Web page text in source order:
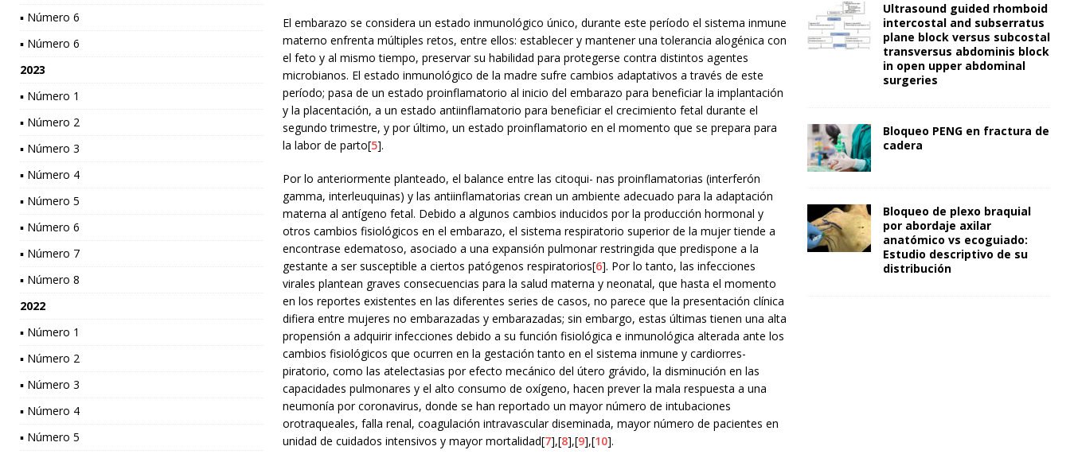
El embarazo se considera un estado inmunológico único, durante este período el sistema inmune
materno enfrenta múltiples retos, entre ellos: establecer y mantener una tolerancia alogénica con
el feto y al mismo tiempo, preservar su habilidad para protegerse contra distintos agentes
microbianos. El estado inmunológico de la madre sufre cambios adaptativos a través de este
período; pasa de un estado proinflamatorio al inicio del embarazo para beneficiar la implantación
y la placentación, a un estado antiinflamatorio para beneficiar el crecimiento fetal durante el
segundo trimestre, y por último, un estado proinflamatorio en el momento que se prepara para
la labor de parto[5].
Por lo anteriormente planteado, el balance entre las citoqui- nas proinflamatorias (interferón
gamma, interleuquinas) y las antiinflamatorias crean un ambiente adecuado para la adaptación
materna al antígeno fetal. Debido a algunos cambios inducidos por la producción hormonal y
otros cambios fisiológicos en el embarazo, el sistema respiratorio superior de la mujer tiende a
encontrase edematoso, asociado a una expansión pulmonar restringida que predispone a la
gestante a ser susceptible a ciertos patógenos respiratorios[6]. Por lo tanto, las infecciones
virales plantean graves consecuencias para la salud materna y neonatal, que hasta el momento
en los reportes existentes en las diferentes series de casos, no parece que la presentación clínica
difiera entre mujeres no embarazadas y embarazadas; sin embargo, estas últimas tienen una alta
propensión a adquirir infecciones debido a su función fisiológica e inmunológica alterada ante los
cambios fisiológicos que ocurren en la gestación tanto en el sistema inmune y cardiorres-
piratorio, como las atelectasias por efecto mecánico del útero grávido, la disminución en las
capacidades pulmonares y el alto consumo de oxígeno, hacen prever la mala respuesta a una
neumonía por coronavirus, donde se han reportado un mayor número de intubaciones
orotraqueales, falla renal, coagulación intravascular diseminada, mayor número de pacientes en
unidad de cuidados intensivos y mayor mortalidad[7],[8],[9],[10].
▪ Número 6
▪ Número 6
2023
▪ Número 1
▪ Número 2
▪ Número 3
▪ Número 4
▪ Número 5
▪ Número 6
▪ Número 7
▪ Número 8
2022
▪ Número 1
▪ Número 2
▪ Número 3
▪ Número 4
▪ Número 5
Ultrasound guided rhomboid
intercostal and subserratus
plane block versus subcostal
transversus abdominis block
in open upper abdominal
surgeries
Bloqueo PENG en fractura de
cadera
Bloqueo de plexo braquial
por abordaje axilar
anatómico vs ecoguiado:
Estudio descriptivo de su
distribución